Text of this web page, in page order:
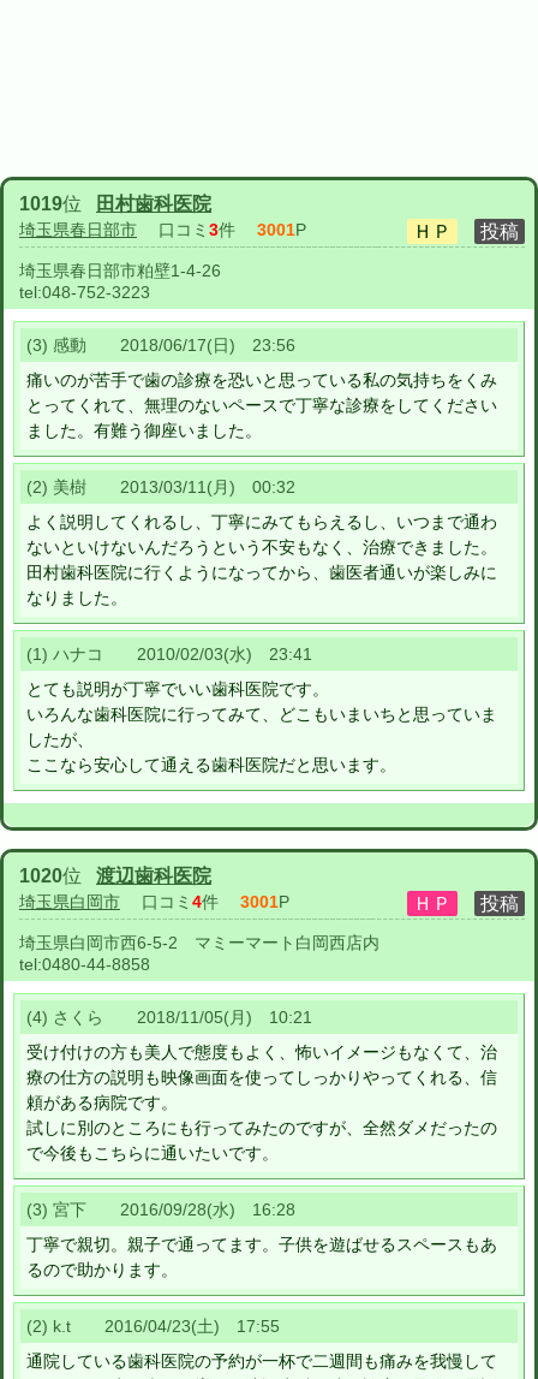
1019位 田村歯科医院
埼玉県春日部市 口コミ 3件 3001P
埼玉県春日部市粕壁1-4-26
tel:048-752-3223
(3) 感動 2018/06/17(日) 23:56
痛いのが苦手で歯の診療を恐いと思っている私の気持ちをくみ
とってくれて、無理のないペースで丁寧な診療をしてください
ました。有難う御座いました。
(2) 美樹 2013/03/11(月) 00:32
よく説明してくれるし、丁寧にみてもらえるし、いつまで通わ
ないといけないんだろうという不安もなく、治療できました。
田村歯科医院に行くようになってから、歯医者通いが楽しみに
なりました。
(1) ハナコ 2010/02/03(水) 23:41
とても説明が丁寧でいい歯科医院です。
いろんな歯科医院に行ってみて、どこもいまいちと思っていま
したが、
ここなら安心して通える歯科医院だと思います。
1020位 渡辺歯科医院
埼玉県白岡市 口コミ 4件 3001P
埼玉県白岡市西6-5-2 マミーマート白岡西店内
tel:0480-44-8858
(4) さくら 2018/11/05(月) 10:21
受け付けの方も美人で態度もよく、怖いイメージもなくて、治
療の仕方の説明も映像画面を使ってしっかりやってくれる、信
頼がある病院です。
試しに別のところにも行ってみたのですが、全然ダメだったの
で今後もこちらに通いたいです。
(3) 宮下 2016/09/28(水) 16:28
丁寧で親切。親子で通ってます。子供を遊ばせるスペースもあ
るので助かります。
(2) k.t 2016/04/23(土) 17:55
通院している歯科医院の予約が一杯で二週間も痛みを我慢して